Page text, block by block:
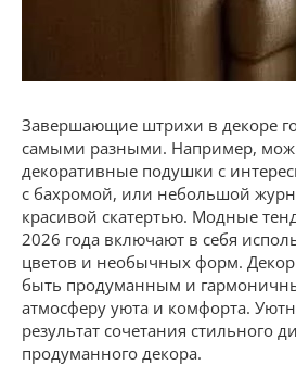
Завершающие штрихи в декоре
самыми разными. Например,
декоративные подушки с
с бахромой, или небольшой
красивой скатертью. Модные
2026 года включают в себя
цветов и необычных форм.
быть продуманным и
атмосферу уюта и комфорта.
результат сочетания стильного
продуманного декора.